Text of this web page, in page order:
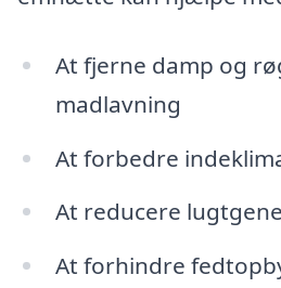
At fjerne damp og
madlavning
At forbedre
At reducere
At forhindre